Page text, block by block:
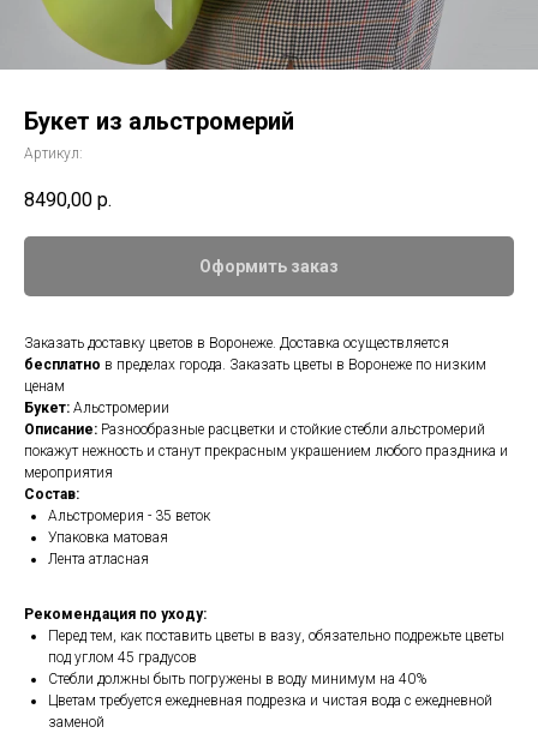
Букет из альстромерий
Артикул:
8490,00 р.
Оформить заказ
Заказать доставку цветов в Воронеже. Доставка осуществляется
бесплатно в пределах города. Заказать цветы в Воронеже по низким
ценам
Букет: Альстромерии
Описание: Разнообразные расцветки и стойкие стебли альстромерий
покажут нежность и станут прекрасным украшением любого праздника и
мероприятия
Состав:
Альстромерия - 35 веток
Упаковка матовая
Лента атласная
Рекомендация по уходу:
Перед тем, как поставить цветы в вазу, обязательно подрежьте цветы
под углом 45 градусов
Стебли должны быть погружены в воду минимум на 40%
Цветам требуется ежедневная подрезка и чистая вода с ежедневной
заменой